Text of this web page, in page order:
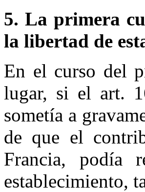
5. La primera
la libertad de
En el curso del
lugar, si el art.
sometía a
de que el
Francia, podía
establecimiento,